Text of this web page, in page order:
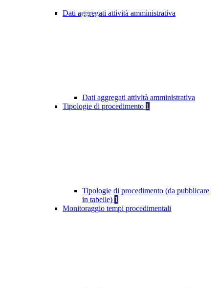
Dati aggregati attività amministrativa
Dati aggregati attività amministrativa
Tipologie di procedimento 1
Tipologie di procedimento (da pubblicare
in tabelle) 1
Monitoraggio tempi procedimentali